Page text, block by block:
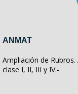
ANMAT
Ampliación de
clase I, II, III y IV.-